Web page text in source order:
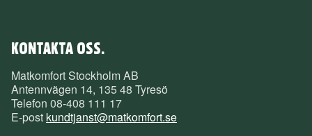
KONTAKTA OSS.
Matkomfort Stockholm AB
Antennvägen 14, 135 48 Tyresö
Telefon 08-408 111 17
E-post kundtjanst@matkomfort.se